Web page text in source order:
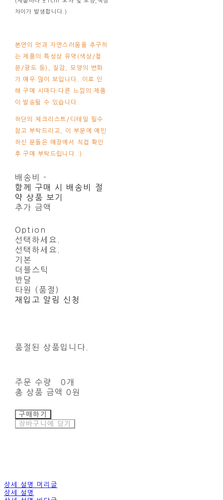
차이가 발생합니다.)
본연의 멋과 자연스러움을 추구하
는 제품의 특성상 유약(색상/철
분/광도 등), 질감, 모양의 변화
가 매우 많이 보입니다. 이로 인
해구매 시마다 다른 느낌의 제품
이 발송될 수 있습니다.
하단의 체크리스트/디테일 필수
참고 부탁드리고, 이 부분에 예민
하신 분들은 매장에서 직접 확인
후 구매 부탁드립니다.:)
배송비 -
함께 구매 시 배송비 절
약 상품 보기
추가 금액
Option
선택하세요.
선택하세요.
기본
더블스틱
반달
타원 (품절)
재입고 알림 신청
품절된 상품입니다.
주문 수량
0개
총 상품 금액
0원
구매하기
장바구니에 담기
상세 설명 머리글
상세 설명